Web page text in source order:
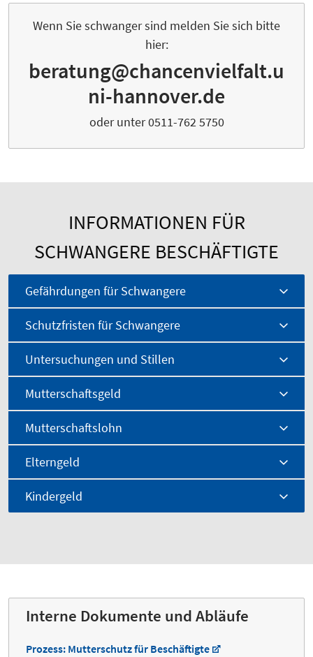
Wenn Sie schwanger sind melden Sie sich bitte
hier:
beratung@chancenvielfalt.u
ni-hannover.de
oder unter 0511-762 5750
INFORMATIONEN FÜR
SCHWANGERE BESCHÄFTIGTE
Gefährdungen für Schwangere
Schutzfristen für Schwangere
Untersuchungen und Stillen
Mutterschaftsgeld
Mutterschaftslohn
Elterngeld
Kindergeld
Interne Dokumente und Abläufe
Prozess: Mutterschutz für Beschäftigte